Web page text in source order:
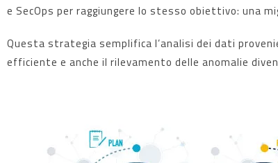
e SecOps per raggiungere lo stesso obiettivo: una
Questa strategia semplifica l’analisi dei dati
efficiente e anche il rilevamento delle anomalie